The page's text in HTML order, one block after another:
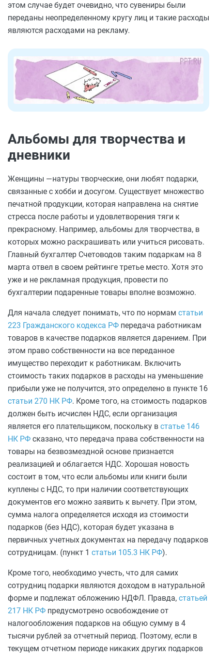
этом случае будет очевидно, что сувениры были
переданы неопределенному кругу лиц и такие расходы
являются расходами на рекламу.
Альбомы для творчества и
дневники
Женщины —натуры творческие, они любят подарки,
связанные с хобби и досугом. Существует множество
печатной продукции, которая направлена на снятие
стресса после работы и удовлетворения тяги к
прекрасному. Например, альбомы для творчества, в
которых можно раскрашивать или учиться рисовать.
Главный бухгалтер Счетоводов таким подаркам на 8
марта отвел в своем рейтинге третье место. Хотя это
уже и не рекламная продукция, провести по
бухгалтерии подаренные товары вполне возможно.
Для начала следует понимать, что по нормам статьи
223 Гражданского кодекса РФ передача работникам
товаров в качестве подарков является дарением. При
этом право собственности на все переданное
имущество переходит к работникам. Включить
стоимость таких подарков в расходы на уменьшение
прибыли уже не получится, это определено в пункте 16
статьи 270 НК РФ. Кроме того, на стоимость подарков
должен быть исчислен НДС, если организация
является его плательщиком, поскольку в статье 146
НК РФ сказано, что передача права собственности на
товары на безвозмездной основе признается
реализацией и облагается НДС. Хорошая новость
состоит в том, что если альбомы или книги были
куплены с НДС, то при наличии соответствующих
документов его можно заявить к вычету. При этом,
сумма налога определяется исходя из стоимости
подарков (без НДС), которая будет указана в
первичных учетных документах на передачу подарков
сотрудницам. (пункт 1 статьи 105.3 НК РФ).
Кроме того, необходимо учесть, что для самих
сотрудниц подарки являются доходом в натуральной
форме и подлежат обложению НДФЛ. Правда, статьей
217 НК РФ предусмотрено освобождение от
налогообложения подарков на общую сумму в 4
тысячи рублей за отчетный период. Поэтому, если в
текущем отчетном периоде никаких других подарков